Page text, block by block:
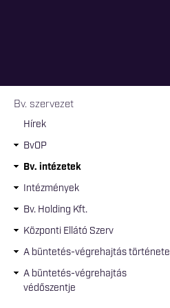
Jelenlegi hely
Bv. szervezet
Hírek
BvOP
Bv. intézetek
Intézmények
Bv. Holding Kft.
Központi Ellátó Szerv
A büntetés-végrehajtás története
A büntetés-végrehajtás
védőszentje